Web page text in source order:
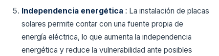
Independencia energética : La instalación de placas
solares permite contar con una fuente propia de
energía eléctrica, lo que aumenta la independencia
energética y reduce la vulnerabilidad ante posibles